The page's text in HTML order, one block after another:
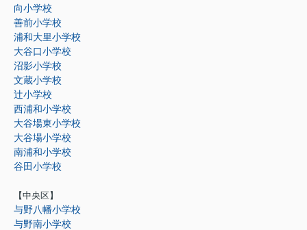
向小学校
善前小学校
浦和大里小学校
大谷口小学校
沼影小学校
文蔵小学校
辻小学校
西浦和小学校
大谷場東小学校
大谷場小学校
南浦和小学校
谷田小学校
【中央区】
与野八幡小学校
与野南小学校